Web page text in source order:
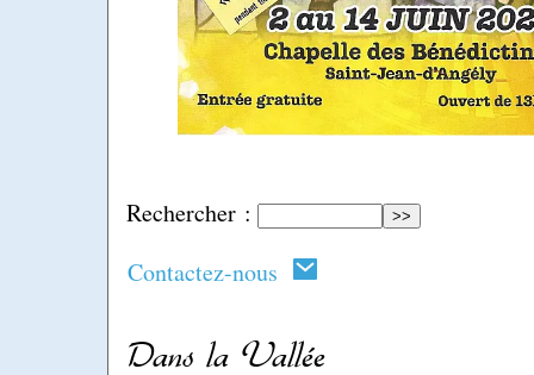
Rechercher :
Contactez-nous
Dans la Vallée